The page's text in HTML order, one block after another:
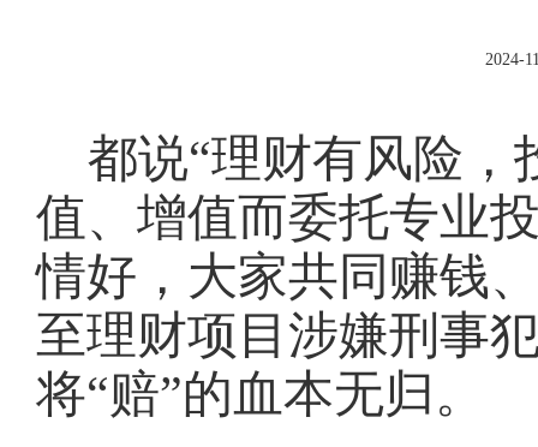
2024-
都说“理财有风险，
值、增值而委托专业
情好，大家共同赚钱
至理财项目涉嫌刑事
将“赔”的血本无归。